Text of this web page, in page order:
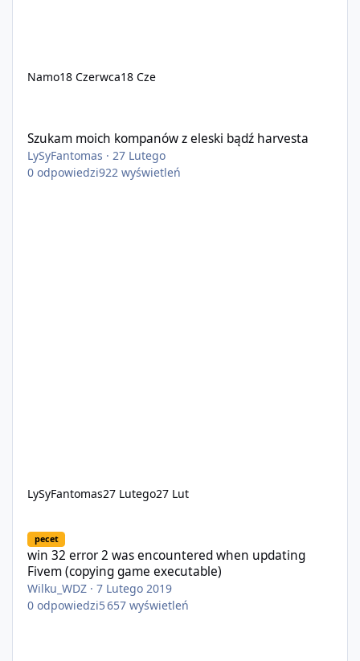
Namo18 Czerwca18 Cze
Szukam moich kompanów z eleski bądź harvesta
LySyFantomas · 27 Lutego
0 odpowiedzi922 wyświetleń
LySyFantomas27 Lutego27 Lut
pecet
win 32 error 2 was encountered when updating
Fivem (copying game executable)
Wilku_WDZ ·7 Lutego 2019
0 odpowiedzi5 657 wyświetleń